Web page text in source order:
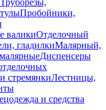
Труборезы,
Пробойники,
валикиОтделочный
гладилкиМалярный,
Диспенсеры
стремянкиЛестницы,
и средства